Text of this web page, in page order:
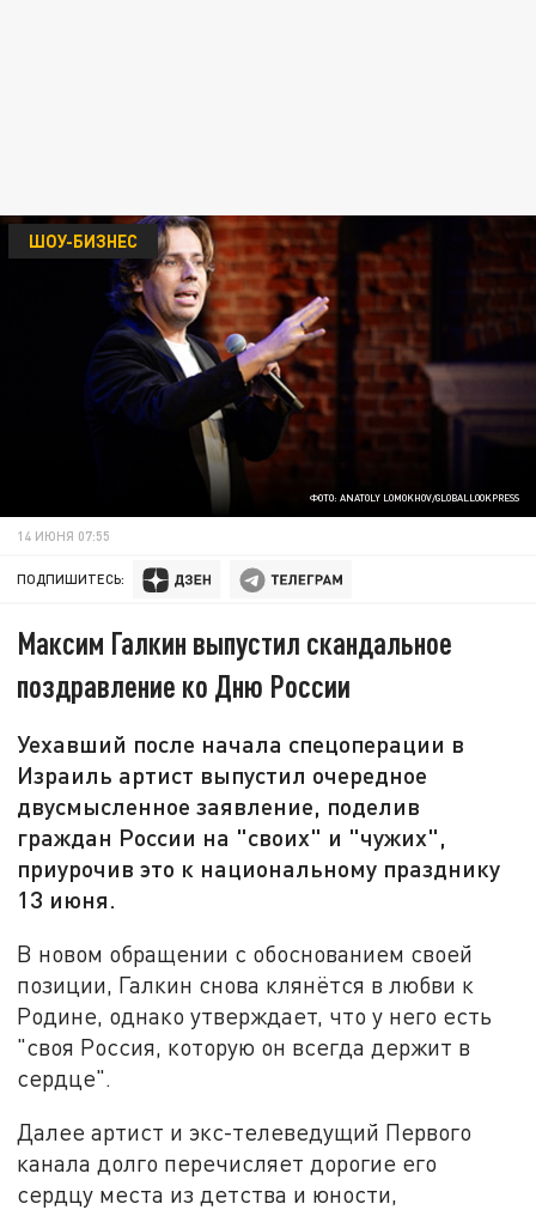
ФОТО: ANATOLY LOMOKHOV/GLOBALLOOKPRESS
ШОУ-БИЗНЕС
14 ИЮНЯ 07:55
ПОДПИШИТЕСЬ:
Максим Галкин выпустил скандальное
поздравление ко Дню России
Уехавший после начала спецоперации в
Израиль артист выпустил очередное
двусмысленное заявление, поделив
граждан России на "своих" и "чужих",
приурочив это к национальному празднику
13 июня.
В новом обращении с обоснованием своей
позиции, Галкин снова клянётся в любви к
Родине, однако утверждает, что у него есть
"своя Россия, которую он всегда держит в
сердце".
Далее артист и экс-телеведущий Первого
канала долго перечисляет дорогие его
сердцу места из детства и юности,